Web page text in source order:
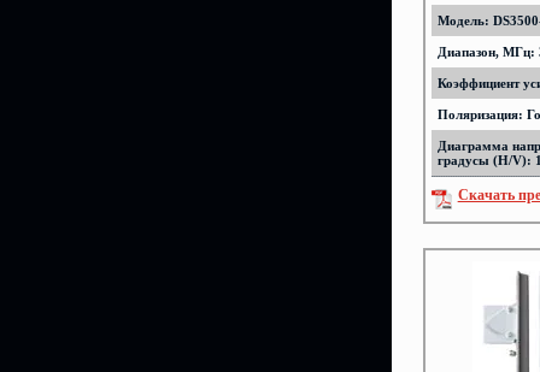
Модель:
Диапазон, МГц:
Коэффициент
Поляризация:
Диаграмма
градусы (H/V):
Скачать